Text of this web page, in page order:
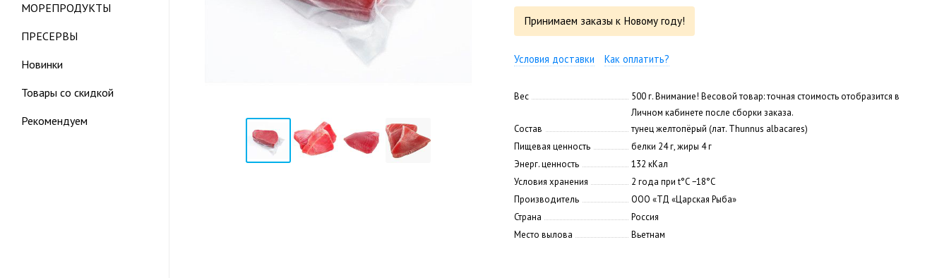
МОРЕПРОДУКТЫ
ПРЕСЕРВЫ
Новинки
Товары со скидкой
Рекомендуем
Принимаем заказы к Новому году!
Условия доставки Как оплатить?
Вес
500 г. Внимание! Весовой товар: точная стоимость отобразится в
Личном кабинете после сборки заказа.
Состав
тунец желтопёрый (лат. Thunnus albacares)
Пищевая ценность
белки 24 г, жиры 4 г
Энерг. ценность
132 кКал
Условия хранения
2 года при t°С −18°С
Производитель
ООО «ТД «Царская Рыба»
Страна
Россия
Место вылова
Вьетнам